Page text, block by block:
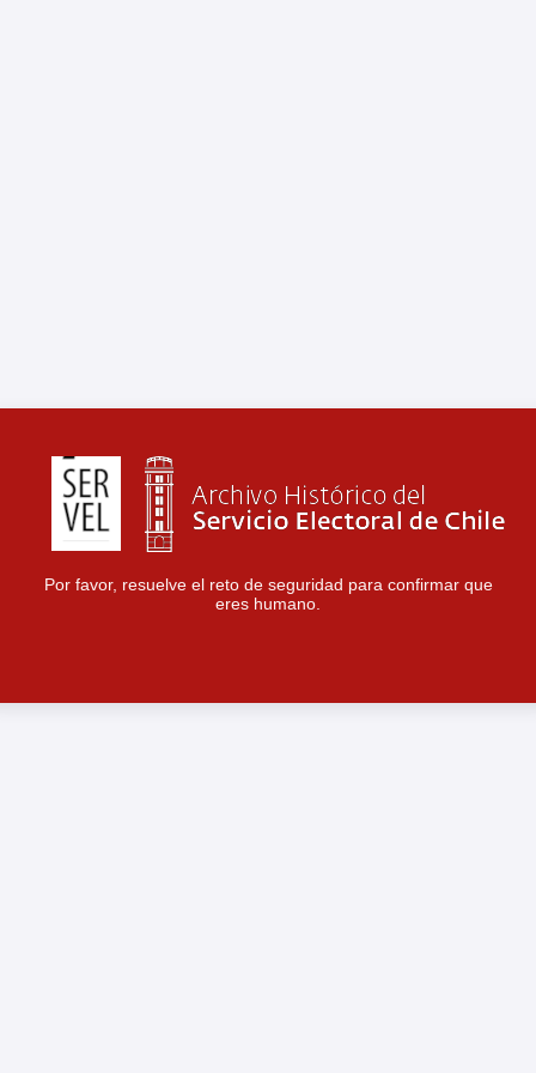
Por favor, resuelve el reto de seguridad para confirmar que
eres humano.